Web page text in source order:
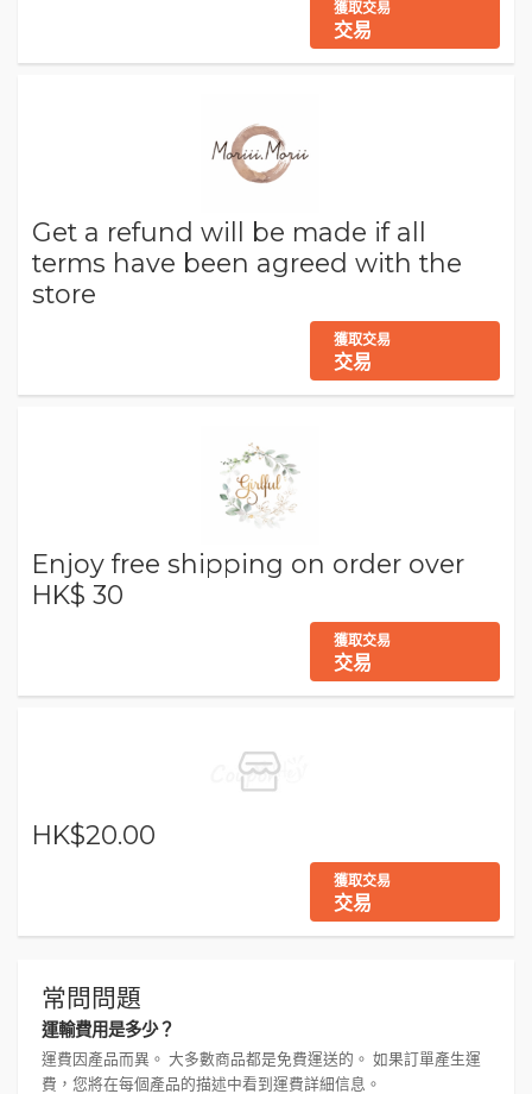
獲取交易
交易
Get a refund will be made if all
terms have been agreed with the
store
獲取交易
交易
Enjoy free shipping on order over
HK$ 30
獲取交易
交易
HK$20.00
獲取交易
交易
常問問題
運輸費用是多少？
運費因產品而異。 大多數商品都是免費運送的。 如果訂單產生運
費，您將在每個產品的描述中看到運費詳細信息。